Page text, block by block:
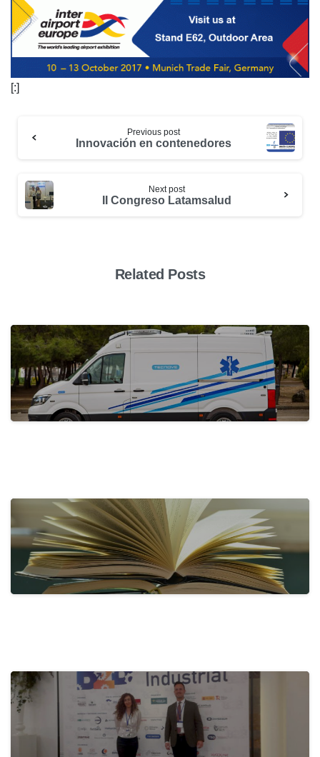
[:]
Previous post
Innovación en contenedores
Next post
II Congreso Latamsalud
Related Posts
31 de May de 2024
Promoting…
28 de May de 2024